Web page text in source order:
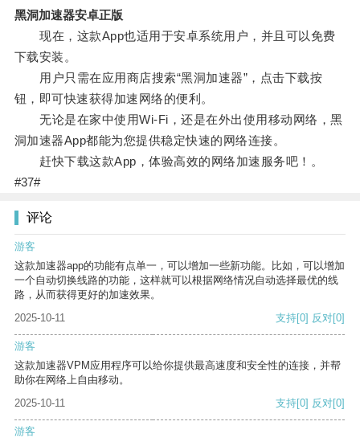
黑洞加速器安卓正版
现在，这款App也适用于安卓系统用户，并且可以免费
下载安装。
用户只需在应用商店搜索“黑洞加速器”，点击下载按
钮，即可快速获得加速网络的便利。
无论是在家中使用Wi-Fi，还是在外出使用移动网络，黑
洞加速器App都能为您提供稳定快速的网络连接。
赶快下载这款App，体验高效的网络加速服务吧！。
#37#
评论
游客
这款加速器app的功能有点单一，可以增加一些新功能。比如，可以增加
一个自动切换线路的功能，这样就可以根据网络情况自动选择最优的线
路，从而获得更好的加速效果。
2025-10-11
支持[0] 反对[0]
游客
这款加速器VPM应用程序可以给你提供最高速度和安全性的连接，并帮
助你在网络上自由移动。
2025-10-11
支持[0] 反对[0]
游客